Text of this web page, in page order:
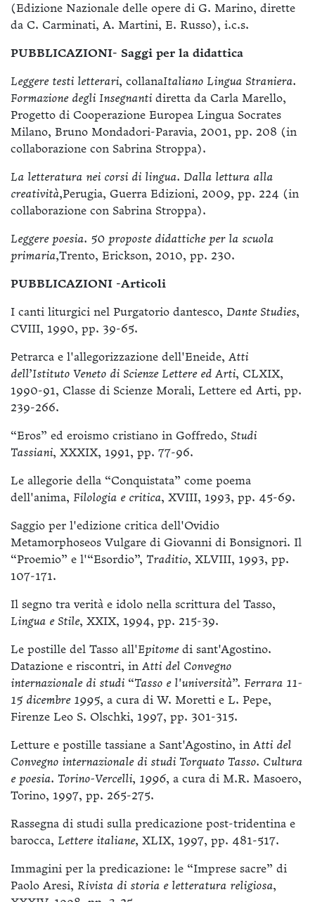
(Edizione Nazionale delle opere di G. Marino, dirette
da C. Carminati, A. Martini, E. Russo), i.c.s.
PUBBLICAZIONI- Saggi per la didattica
Leggere testi letterari, collanaItaliano Lingua Straniera.
Formazione degli Insegnantidiretta da Carla Marello,
Progetto di Cooperazione Europea Lingua Socrates
Milano, Bruno Mondadori-Paravia, 2001, pp. 208 (in
collaborazione con Sabrina Stroppa).
La letteratura nei corsi di lingua. Dalla lettura alla
creatività,Perugia, Guerra Edizioni, 2009, pp. 224 (in
collaborazione con Sabrina Stroppa).
Leggere poesia. 50 proposte didattiche per la scuola
primaria,Trento, Erickson, 2010, pp. 230.
PUBBLICAZIONI -Articoli
I canti liturgici nel Purgatorio dantesco, Dante Studies,
CVIII, 1990, pp. 39-65.
Petrarca e l'allegorizzazione dell'Eneide, Atti
dell’Istituto Veneto di Scienze Lettere ed Arti, CLXIX,
1990-91, Classe di Scienze Morali, Lettere ed Arti, pp.
239-266.
“Eros” ed eroismo cristiano in Goffredo, Studi
Tassiani, XXXIX, 1991, pp. 77-96.
Le allegorie della “Conquistata” come poema
dell'anima, Filologia e critica, XVIII, 1993, pp. 45-69.
Saggio per l'edizione critica dell'Ovidio
Metamorphoseos Vulgare di Giovanni di Bonsignori. Il
“Proemio” e l'“Esordio”, Traditio, XLVIII, 1993, pp.
107-171.
Il segno tra verità e idolo nella scrittura del Tasso,
Lingua e Stile, XXIX, 1994, pp. 215-39.
Le postille del Tasso all'Epitomedi sant'Agostino.
Datazione e riscontri, in Atti del Convegno
internazionale di studi “Tasso e l'università”. Ferrara 11-
15 dicembre 1995, a cura di W. Moretti e L. Pepe,
Firenze Leo S. Olschki, 1997, pp. 301-315.
Letture e postille tassiane a Sant'Agostino, in Atti del
Convegno internazionale di studi Torquato Tasso. Cultura
e poesia. Torino-Vercelli, 1996, a cura di M.R. Masoero,
Torino, 1997, pp. 265-275.
Rassegna di studi sulla predicazione post-tridentina e
barocca, Lettere italiane, XLIX, 1997, pp. 481-517.
Immagini per la predicazione: le “Imprese sacre” di
Paolo Aresi, Rivista di storia e letteratura religiosa,